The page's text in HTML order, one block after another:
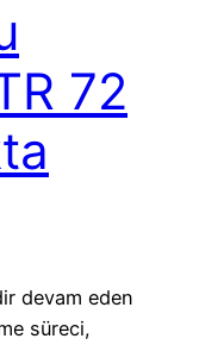
72
devam eden
süreci,